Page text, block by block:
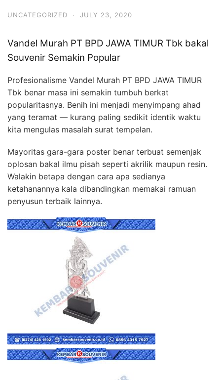
UNCATEGORIZED · JULY 23, 2020
Vandel Murah PT BPD JAWA TIMUR Tbk bakal
Souvenir Semakin Popular
Profesionalisme Vandel Murah PT BPD JAWA TIMUR
Tbk benar masa ini semakin tumbuh berkat
popularitasnya. Benih ini menjadi menyimpang ahad
yang teramat — kurang paling sedikit identik waktu
kita mengulas masalah surat tempelan.
Mayoritas gara-gara poster benar terbuat semenjak
oplosan bakal ilmu pisah seperti akrilik maupun resin.
Walakin betapa dengan cara apa sedianya
ketahanannya kala dibandingkan memakai ramuan
penyusun terbaik lainnya.